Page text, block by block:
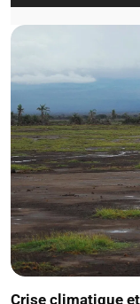
Crise climatique